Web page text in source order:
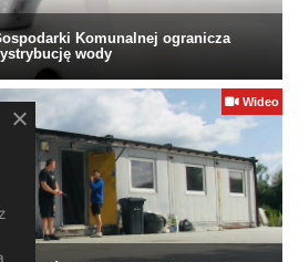
Komunalnej ogranicza
wody
Wideo